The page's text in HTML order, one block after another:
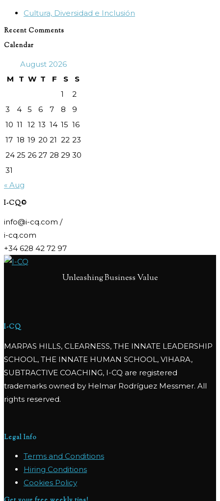
the
Cultura, Diversidad e Inclusión
Recent Comments
Calendar
August 2026
M
T W T F S
S
1
2
3
4 5 6 7 8
9
10 11 12 13 14 15 16
17 18 19 20 21 22 23
24 25 26 27 28 29 30
31
« Aug
I-CQ©
info@i-cq.com /
i-cq.com
+34 628 42 72 97
Unleashing Business Value
I-CQ
MARPAS HILLS, CLEARNESS, THE INNATE LEADERSHIP
SCHOOL, THE INNATE HUMAN SCHOOL, VIHARA,
SUBTRACTIVE COACHING, I-CQ are registered
trademarks owned by Helmar Rodríguez Messmer. All
rights reserved.
Legal Info
Terms and Conditions
Hiring Conditions
Cookies Policy